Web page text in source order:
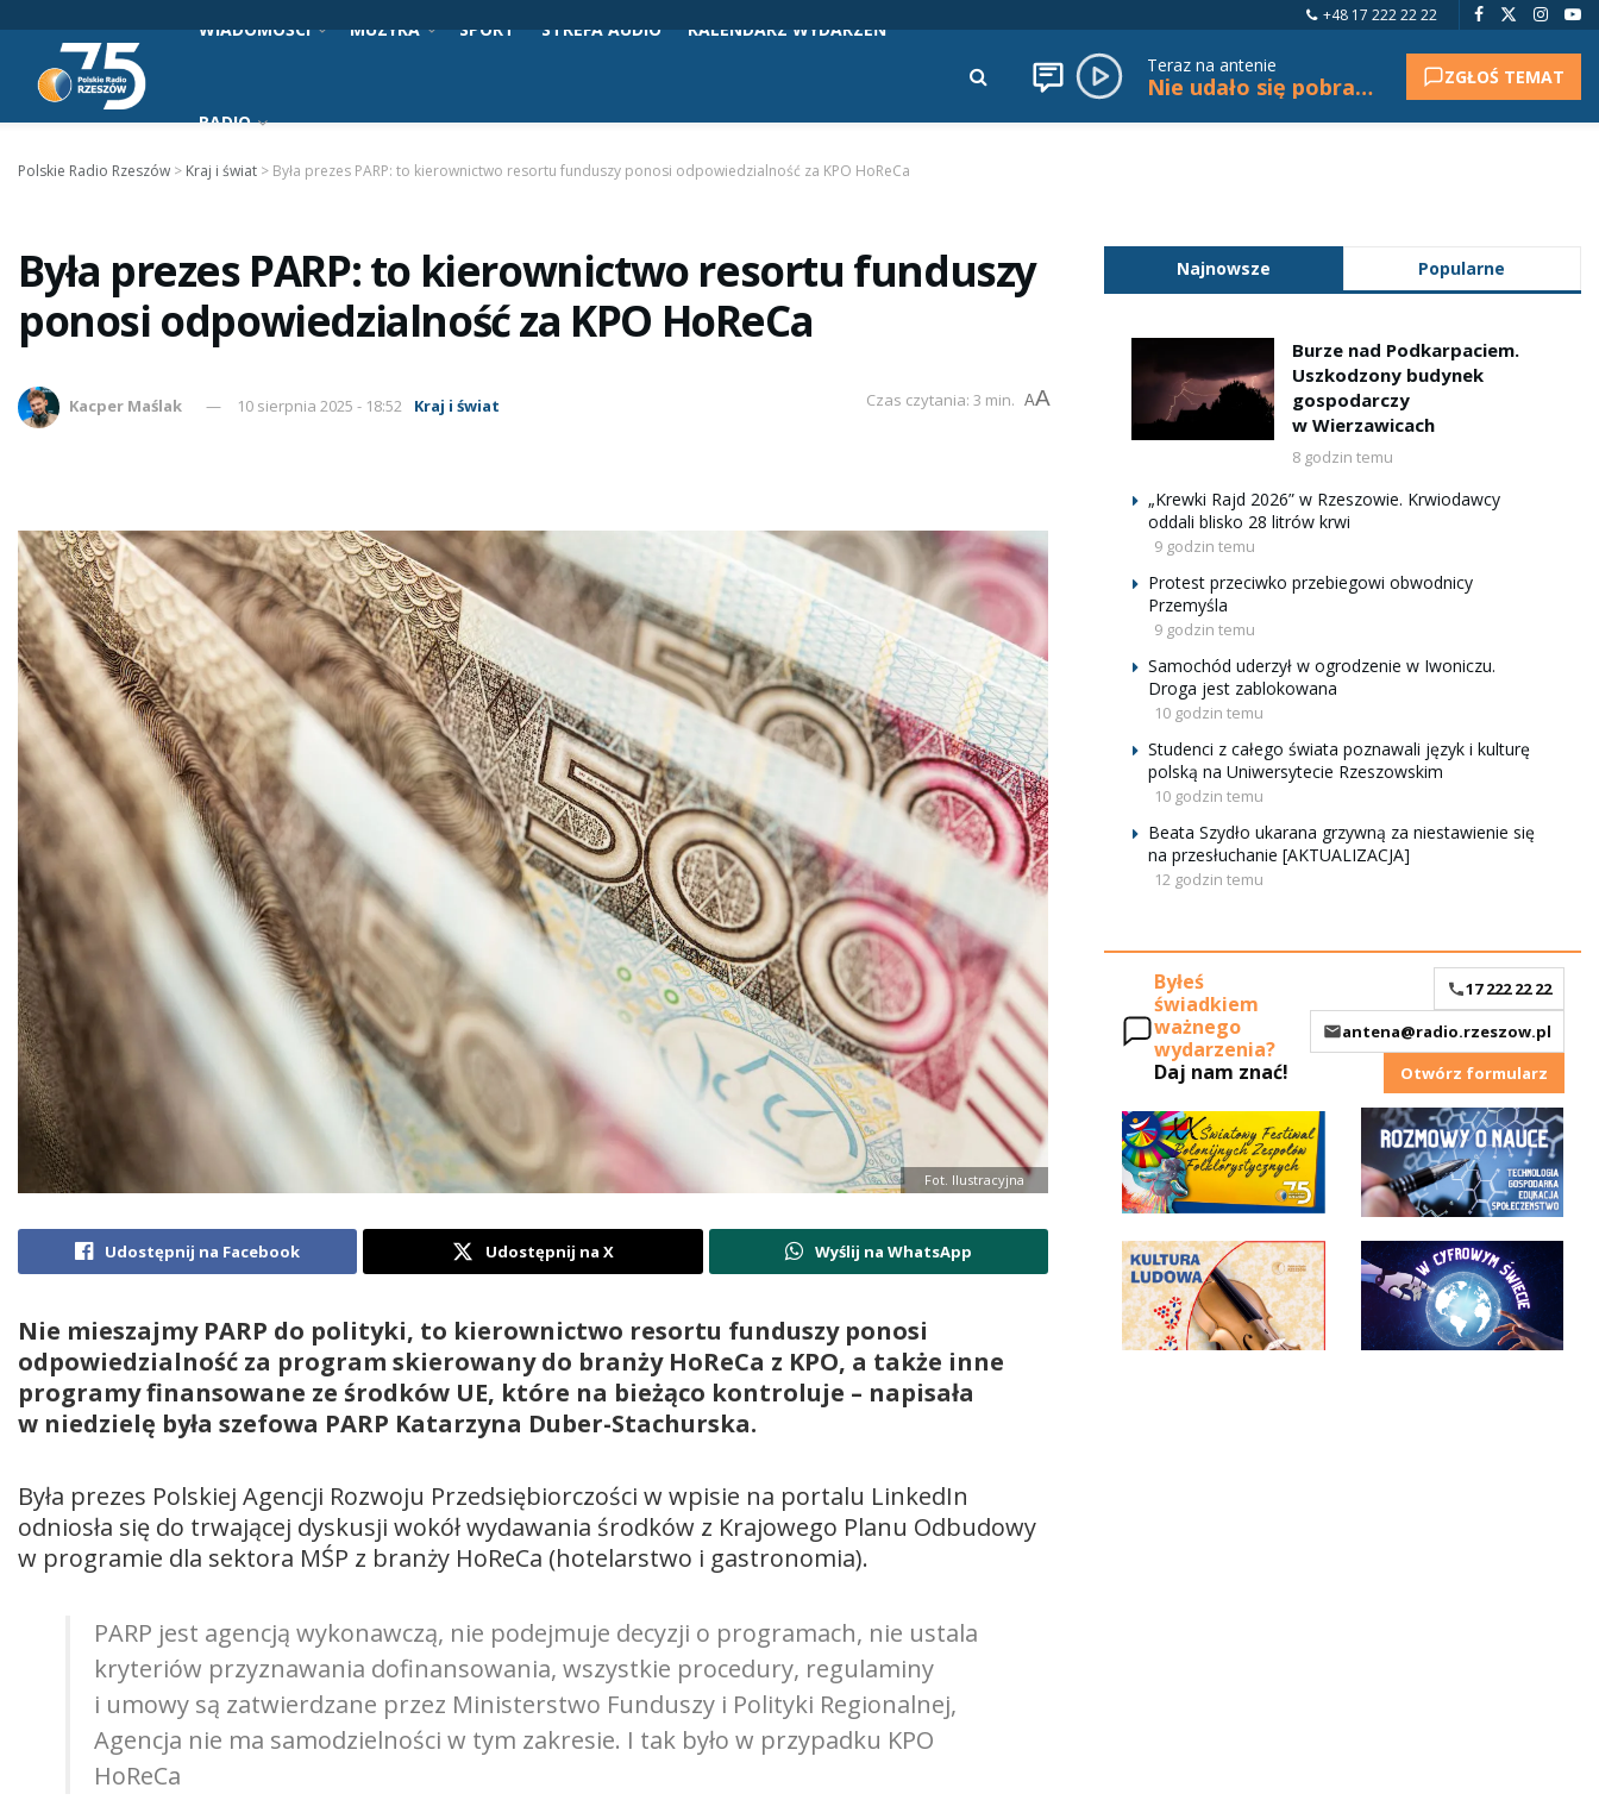
+48 17 222 22 22
WIADOMOŚCI MUZYKA SPORT STREFA AUDIO KALENDARZ WYDARZEŃ
RADIO
Teraz na antenie
Nie udało się pobrać tytułu. ZGŁOŚ TEMAT
Polskie Radio Rzeszów > Kraj i świat > Była prezes PARP: to kierownictwo resortu funduszy ponosi odpowiedzialność za KPO HoReCa
Była prezes PARP: to kierownictwo resortu funduszy
ponosi odpowiedzialność za KPO HoReCa
Kacper Maślak 10 sierpnia 2025 - 18:52 Kraj i świat Czas czytania: 3 min. AA
Fot. Ilustracyjna
Udostępnij na Facebook Udostępnij na X Wyślij na WhatsApp
Nie mieszajmy PARP do polityki, to kierownictwo resortu funduszy ponosi
odpowiedzialność za program skierowany do branży HoReCa z KPO, a także inne
programy finansowane ze środków UE, które na bieżąco kontroluje – napisała
w niedzielę była szefowa PARP Katarzyna Duber-Stachurska.
Była prezes Polskiej Agencji Rozwoju Przedsiębiorczości w wpisie na portalu LinkedIn
odniosła się do trwającej dyskusji wokół wydawania środków z Krajowego Planu Odbudowy
w programie dla sektora MŚP z branży HoReCa (hotelarstwo i gastronomia).
PARP jest agencją wykonawczą, nie podejmuje decyzji o programach, nie ustala
kryteriów przyznawania dofinansowania, wszystkie procedury, regulaminy
i umowy są zatwierdzane przez Ministerstwo Funduszy i Polityki Regionalnej,
Agencja nie ma samodzielności w tym zakresie. I tak było w przypadku KPO
HoReCa
Najnowsze Popularne
Burze nad Podkarpaciem.
Uszkodzony budynek
gospodarczy
w Wierzawicach
8 godzin temu
„Krewki Rajd 2026” w Rzeszowie. Krwiodawcy
oddali blisko 28 litrów krwi
9 godzin temu
Protest przeciwko przebiegowi obwodnicy
Przemyśla
9 godzin temu
Samochód uderzył w ogrodzenie w Iwoniczu.
Droga jest zablokowana
10 godzin temu
Studenci z całego świata poznawali język i kulturę
polską na Uniwersytecie Rzeszowskim
10 godzin temu
Beata Szydło ukarana grzywną za niestawienie się
na przesłuchanie [AKTUALIZACJA]
12 godzin temu
Byłeś
świadkiem
ważnego
wydarzenia?
Daj nam znać!
17 222 22 22
antena@radio.rzeszow.pl
Otwórz formularz